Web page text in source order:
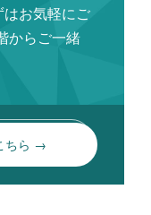
はお気軽にご
からご一緒
ちら →